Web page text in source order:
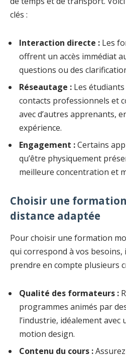
clés :
Interaction directe : Les
offrent un accès immédiat
questions ou des
Réseautage : Les
contacts professionnels et
avec d’autres apprenants,
expérience.
Engagement :Certains
qu’être physiquement
meilleure concentration et
Choisir une
distance adaptée
Pour choisir une formation
qui correspond à vos besoins,
prendre en compte plusieurs
Qualité des formateurs :
programmes animés par
l’industrie, idéalement avec
motion design.
Contenu du cours :